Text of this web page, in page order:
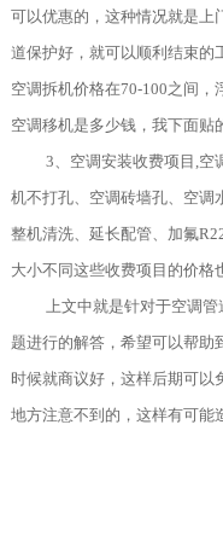
可以优惠的，这种情况就是上
道保护好，就可以顺利结束的
空调拆机价格在70-100之间
空调移机是多少钱，我下面贴
3、空调安装收费项目,空
机不打孔、空调砖墙孔、空调
整机清洗、延长配管、加氟
大小不同这些收费项目的价格
上文中就是针对于空调
题进行的解答，希望可以帮助
时候就商议好，这样后期可以
地方注意不到的，这样有可能